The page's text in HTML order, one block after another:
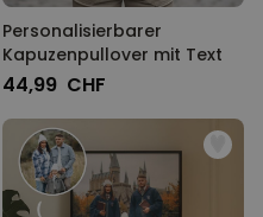
Personalisierbarer
Kapuzenpullover mit Text
44,99 CHF